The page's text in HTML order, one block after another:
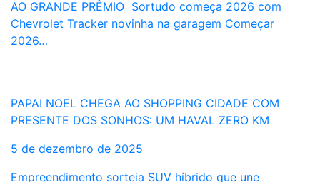
AO GRANDE PRÊMIO Sortudo começa 2026 com
Chevrolet Tracker novinha na garagem Começar
2026…
PAPAI NOEL CHEGA AO SHOPPING CIDADE COM
PRESENTE DOS SONHOS: UM HAVAL ZERO KM
5 de dezembro de 2025
Empreendimento sorteia SUV híbrido que une